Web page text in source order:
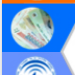
Diễn đàn Kinh tế tư nhân
phá cơ chế - Hợp tác công
Đề án 06 tạo bước ngoặt
cải cách hành chính tỉnh
Kết nối tour, đẩy mạnh
để phát triển du lịch Đắk